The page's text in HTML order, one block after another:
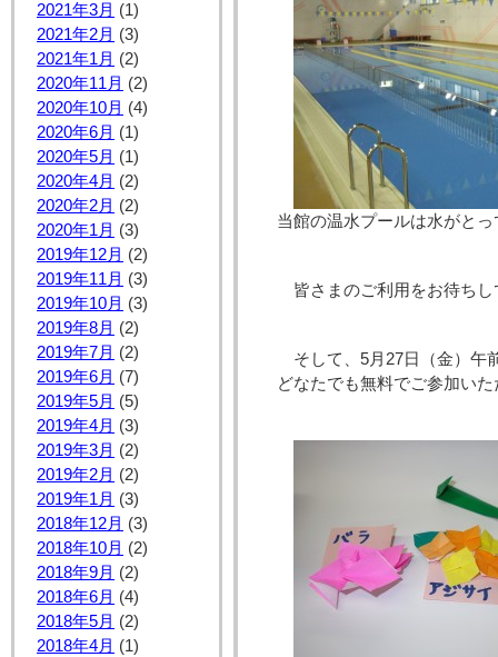
2021年3月 (1)
2021年2月 (3)
2021年1月 (2)
2020年11月 (2)
2020年10月 (4)
2020年6月 (1)
2020年5月 (1)
2020年4月 (2)
2020年2月 (2)
2020年1月 (3)
2019年12月 (2)
2019年11月 (3)
2019年10月 (3)
2019年8月 (2)
2019年7月 (2)
2019年6月 (7)
2019年5月 (5)
2019年4月 (3)
2019年3月 (2)
2019年2月 (2)
2019年1月 (3)
2018年12月 (3)
2018年10月 (2)
2018年9月 (2)
2018年6月 (4)
2018年5月 (2)
2018年4月 (1)
当館の温水プールは水がと
皆さまのご利用をお待ち
そして、5月27日（金）午
どなたでも無料でご参加い